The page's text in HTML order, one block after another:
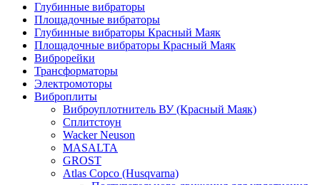
Глубинные вибраторы
Площадочные вибраторы
Глубинные вибраторы Красный Маяк
Площадочные вибраторы Красный Маяк
Виброрейки
Трансформаторы
Электромоторы
Виброплиты
Виброуплотнитель ВУ (Красный Маяк)
Сплитстоун
Wacker Neuson
MASALTA
GROST
Atlas Copco (Husqvarna)